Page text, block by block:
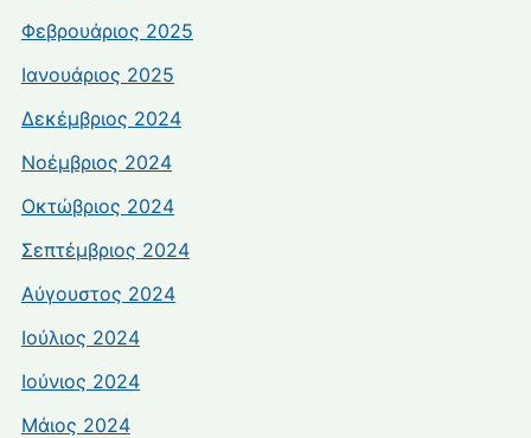
Φεβρουάριος 2025
Ιανουάριος 2025
Δεκέμβριος 2024
Νοέμβριος 2024
Οκτώβριος 2024
Σεπτέμβριος 2024
Αύγουστος 2024
Ιούλιος 2024
Ιούνιος 2024
Μάιος 2024